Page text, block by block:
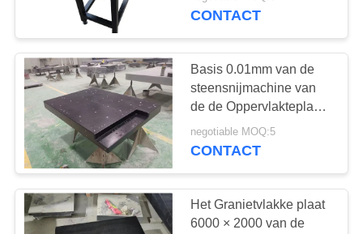
FABRIEKSREIS
KWALITEITSCONTROLE
CONTACTEER
ONS
NIEUWS
die Steenvlakte
CONTACT
Basis 0.01mm van de
steensnijmachine van
de de Oppervlakteplaat
van het Resolutiegraniet
het Vlakke Blok
negotiable MOQ:5
CONTACT
Het Granietvlakke plaat
6000 × 2000 van de